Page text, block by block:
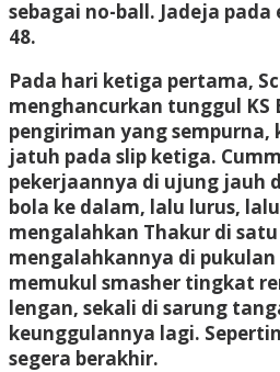
sebagai no-ball. Jadeja
48.
Pada hari ketiga pertama,
menghancurkan tunggul KS
pengiriman yang sempurna,
jatuh pada slip ketiga.
pekerjaannya di ujung jauh
bola ke dalam, lalu lurus,
mengalahkan Thakur di
mengalahkannya di
memukul smasher tingkat
lengan, sekali di sarung
keunggulannya lagi.
segera berakhir.